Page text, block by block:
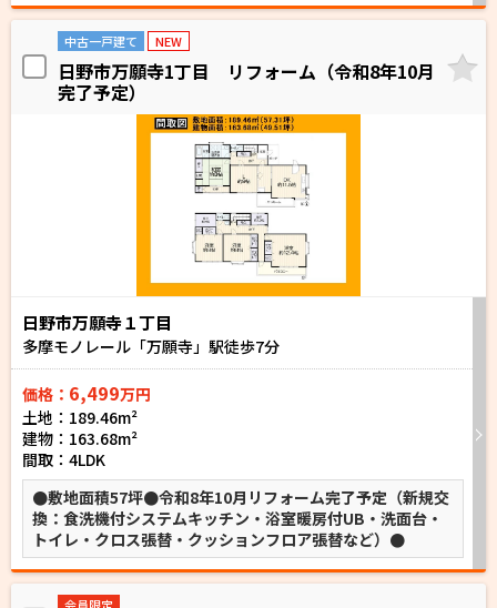
中古一戸建て NEW
日野市万願寺1丁目 リフォーム（令和8年10月
完了予定）
日野市万願寺１丁目
多摩モノレール「万願寺」駅徒歩7分
価格： 6,499万円
土地：189.46m²
建物：163.68m²
間取：4LDK
●敷地面積57坪●令和8年10月リフォーム完了予定（新規交
換：食洗機付システムキッチン・浴室暖房付UB・洗面台・
トイレ・クロス張替・クッションフロア張替など）●